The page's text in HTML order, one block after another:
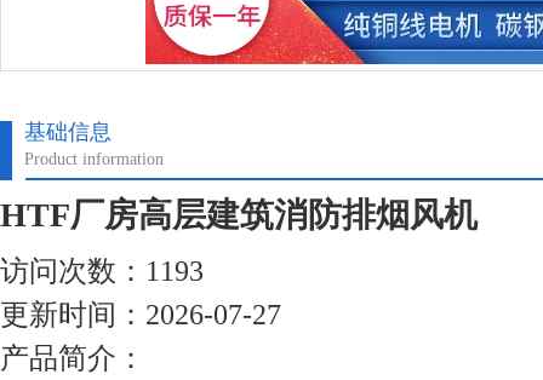
基础信息
Product information
HTF厂房高层建筑消防排烟风机
访问次数：1193
更新时间：2026-07-27
产品简介：